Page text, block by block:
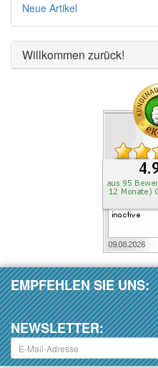
Neue Artikel
Willkommen zurück!
EMPFEHLEN SIE UNS:
NEWSLETTER: